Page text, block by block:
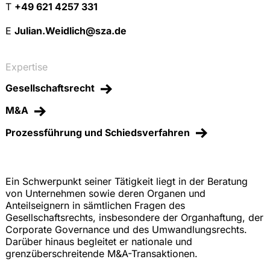
Ein Schwerpunkt seiner Tätigkeit liegt in der Beratung
von Unternehmen sowie deren Organen und
Anteilseignern in sämtlichen Fragen des
Gesellschaftsrechts, insbesondere der Organhaftung, der
Corporate Governance und des Umwandlungsrechts.
Darüber hinaus begleitet er nationale und
grenzüberschreitende M&A-Transaktionen.
T +49 621 4257 331
E Julian.Weidlich@sza.de
Expertise
Gesellschaftsrecht
M&A
Prozessführung und Schiedsverfahren